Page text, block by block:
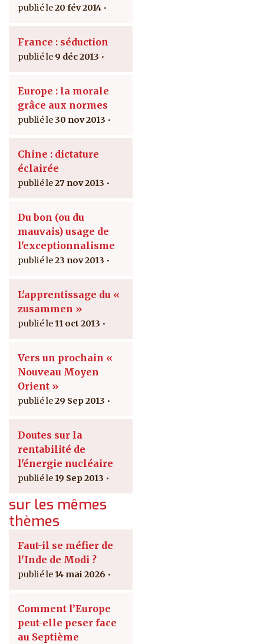
20 fév 2014
France : séduction
9 déc 2013
Europe : la morale
grâce aux normes
30 nov 2013
Chine : dictature
éclairée
27 nov 2013
Du bon (ou du
mauvais) usage de
l'exceptionnalisme
23 nov 2013
L'apprentissage du «
zusammen »
11 oct 2013
Vers un prochain «
Nouveau Moyen
Orient »
29 Sep 2013
Doutes sur la
rentabilité de
l'énergie nucléaire
19 Sep 2013
sur les mêmes
thèmes
Faut-il se méfier de
l'Inde de Modi ?
14 mai 2026
Comment l’Europe
peut-elle peser face
au Septième